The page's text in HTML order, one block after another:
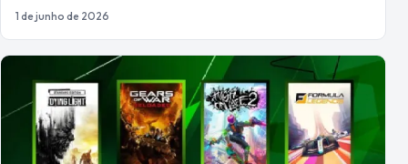
1 de junho de 2026